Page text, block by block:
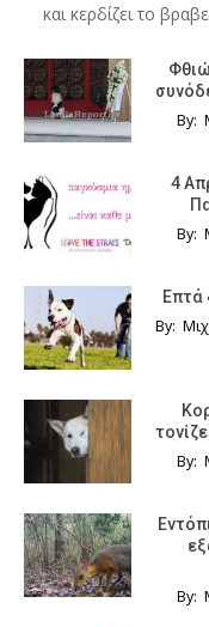
και κερδίζει το
By:
4
By:
Επτά
By:
By:
By: